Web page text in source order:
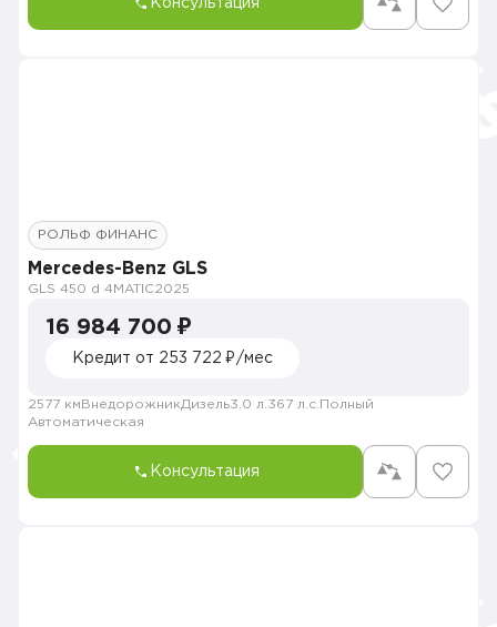
Консультация
РОЛЬФ ФИНАНС
Mercedes-Benz GLS
GLS 450 d 4MATIC2025
16 984 700 ₽
Кредит от 253 722 ₽/мес
2577 км ВнедорожникДизель3.0 л. 367 л.с. Полный
Автоматическая
Консультация